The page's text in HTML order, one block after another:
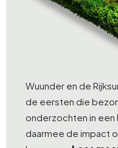
Wuunder en de
de eersten die
onderzochten in
daarmee de impact